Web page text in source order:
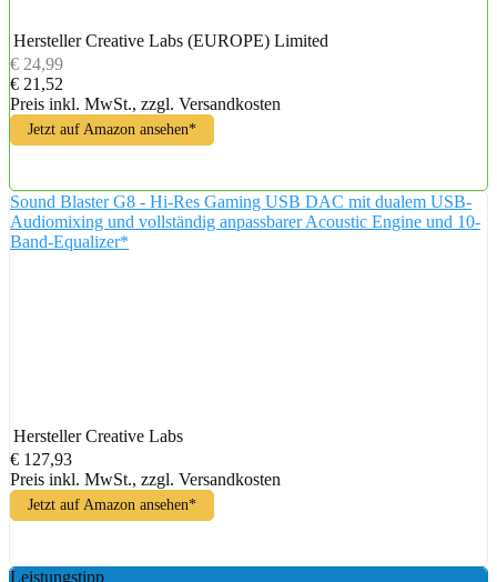
Hersteller Creative Labs (EUROPE) Limited
€ 24,99
€ 21,52
Preis inkl. MwSt., zzgl. Versandkosten
Jetzt auf Amazon ansehen*
Sound Blaster G8 - Hi-Res Gaming USB DAC mit dualem USB-
Audiomixing und vollständig anpassbarer Acoustic Engine und 10-
Band-Equalizer*
Hersteller Creative Labs
€ 127,93
Preis inkl. MwSt., zzgl. Versandkosten
Jetzt auf Amazon ansehen*
Leistungstipp